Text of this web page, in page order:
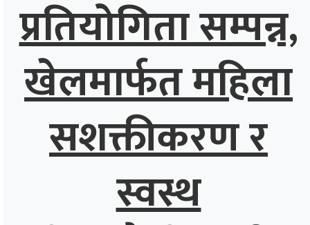
प्रतियोगिता सम्पन्न,
खेलमार्फत महिला
सशक्तीकरण र
स्वस्थ